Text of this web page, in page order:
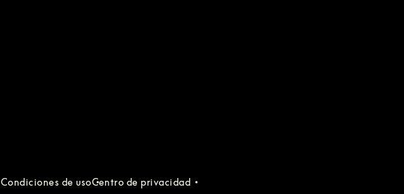
Condiciones de usoCentro de privacidad